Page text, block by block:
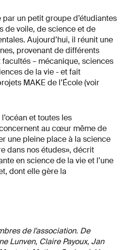
un petit groupe d’étudiantes
de voile, de science et de
Aujourd’hui, il réunit une
provenant de différents
– mécanique, sciences
de la vie - et fait
MAKE de l’École (voir
et toutes les
au cœur même de
une pleine place à la science
dans nos études», décrit
en science de la vie et l’une
dont elle gère la
de l'association. De
Lunven, Claire Payoux, Jan